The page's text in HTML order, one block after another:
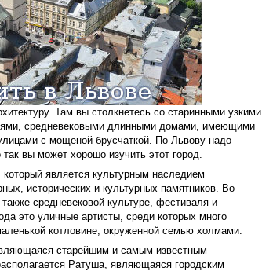
Там вы столкнетесь со старинными узкими
средневековыми длинными домами, имеющими
с мощеной брусчаткой. По Львову надо
вы может хорошо изучить этот город.
является культурным наследием
исторических и культурных памятников. Во
средневековой культуре, фестиваля и
это уличные артисты, среди которых много
котловине, окруженной семью холмами.
старейшим и самым известным
Ратуша, являющаяся городским